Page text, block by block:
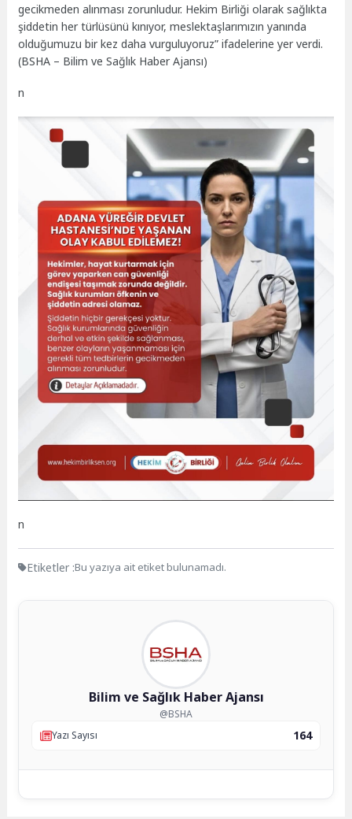
gecikmeden alınması zorunludur. Hekim Birliği olarak sağlıkta
şiddetin her türlüsünü kınıyor, meslektaşlarımızın yanında
olduğumuzu bir kez daha vurguluyoruz” ifadelerine yer verdi.
(BSHA – Bilim ve Sağlık Haber Ajansı)
n
n
Etiketler :Bu yazıya ait etiket bulunamadı.
Bilim ve Sağlık Haber Ajansı
@BSHA
Yazı Sayısı
164